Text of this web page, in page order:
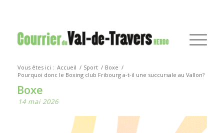
Vous êtes ici : Accueil / Sport / Boxe /
Pourquoi donc le Boxing club Fribourg a-t-il une succursale au Vallon?
Boxe
14 mai 2026